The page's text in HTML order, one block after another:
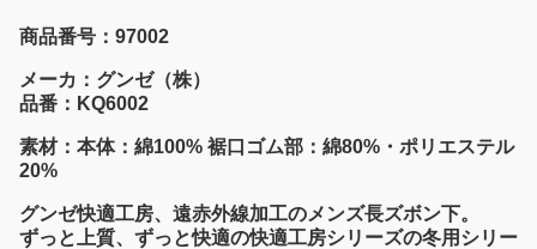
商品番号：97002
メーカ：グンゼ（株）
品番：KQ6002
素材：本体：綿100% 裾口ゴム部：綿80%・ポリエステル
20%
グンゼ快適工房、遠赤外線加工のメンズ長ズボン下。
ずっと上質、ずっと快適の快適工房シリーズの冬用シリー